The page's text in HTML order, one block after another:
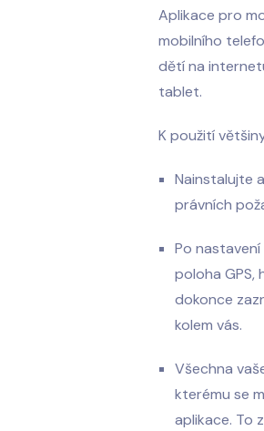
Aplikace pro
mobilního
dětí na
tablet.
K použití
Nainstalujte
právních
Po
poloha GPS,
dokonce
kolem vás.
Všechna
kterému se
aplikace. To